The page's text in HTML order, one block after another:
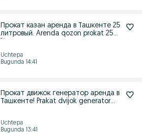
Прокат казан аренда в Ташкенте 25
литровый. Arenda qozon prokat 25
Uchtepa
Bugunda 14:41
Прокат движок генератор аренда в
Ташкенте! Prakat dvijok generator
Uchtepa
Bugunda 13:41